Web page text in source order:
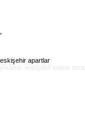
eskişehir apartlar
yıkama
eskişehir koltuk